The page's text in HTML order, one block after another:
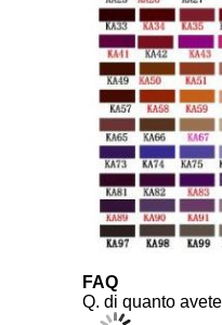
FAQ
Q. di quanto